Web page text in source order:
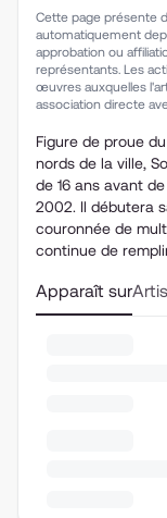
Cette page présente
automatiquement
approbation ou
représentants. Les
œuvres auxquelles
association directe
Figure de proue
nords de la ville,
de 16 ans avant
2002. Il débutera
couronnée de
continue de
Apparaît sur